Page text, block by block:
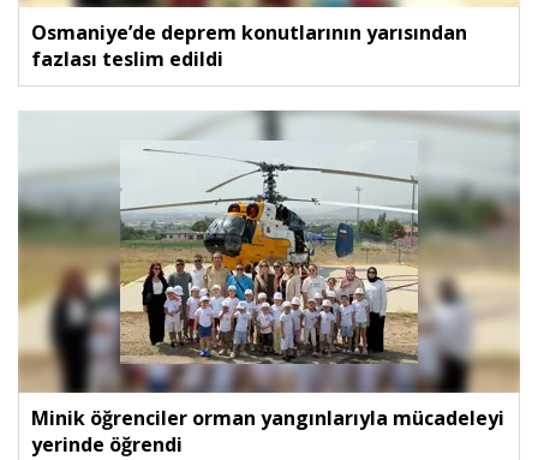
Osmaniye’de deprem konutlarının yarısından
fazlası teslim edildi
Minik öğrenciler orman yangınlarıyla mücadeleyi
yerinde öğrendi